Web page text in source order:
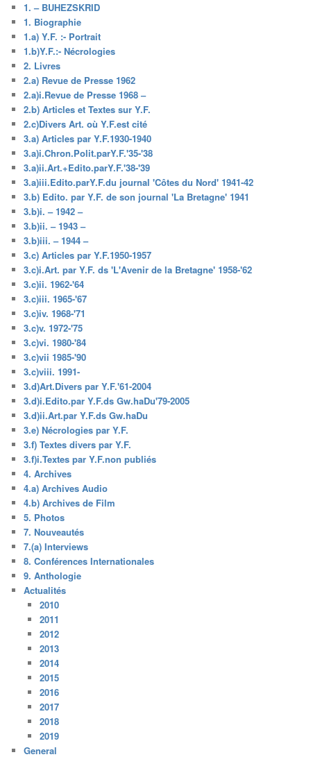
1. – BUHEZSKRID
1. Biographie
1.a) Y.F. :- Portrait
1.b)Y.F.:- Nécrologies
2. Livres
2.a) Revue de Presse 1962
2.a)i.Revue de Presse 1968 –
2.b) Articles et Textes sur Y.F.
2.c)Divers Art. où Y.F.est cité
3.a) Articles par Y.F.1930-1940
3.a)i.Chron.Polit.parY.F.'35-'38
3.a)ii.Art.+Edito.parY.F.'38-'39
3.a)iii.Edito.parY.F.du journal 'Côtes du Nord' 1941-42
3.b) Edito. par Y.F. de son journal 'La Bretagne' 1941
3.b)i. – 1942 –
3.b)ii. – 1943 –
3.b)iii. – 1944 –
3.c) Articles par Y.F.1950-1957
3.c)i.Art. par Y.F. ds 'L'Avenir de la Bretagne' 1958-'62
3.c)ii. 1962-'64
3.c)iii. 1965-'67
3.c)iv. 1968-'71
3.c)v. 1972-'75
3.c)vi. 1980-'84
3.c)vii 1985-'90
3.c)viii. 1991-
3.d)Art.Divers par Y.F.'61-2004
3.d)i.Edito.par Y.F.ds Gw.haDu'79-2005
3.d)ii.Art.par Y.F.ds Gw.haDu
3.e) Nécrologies par Y.F.
3.f) Textes divers par Y.F.
3.f)i.Textes par Y.F.non publiés
4. Archives
4.a) Archives Audio
4.b) Archives de Film
5. Photos
7. Nouveautés
7.(a) Interviews
8. Conférences Internationales
9. Anthologie
Actualités
2010
2011
2012
2013
2014
2015
2016
2017
2018
2019
General